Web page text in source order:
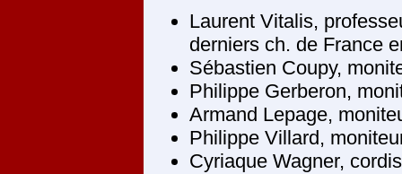
Laurent Vitalis,
derniers ch. de France
Sébastien Coupy,
Philippe Gerberon,
Armand Lepage,
Philippe Villard,
Cyriaque Wagner,